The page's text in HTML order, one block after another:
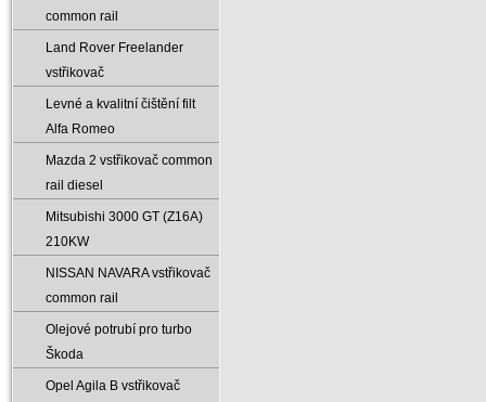
common rail
Land Rover Freelander
vstřikovač
Levné a kvalitní čištění filt
Alfa Romeo
Mazda 2 vstřikovač common
rail diesel
Mitsubishi 3000 GT (Z16A)
210KW
NISSAN NAVARA vstřikovač
common rail
Olejové potrubí pro turbo
Škoda
Opel Agila B vstřikovač